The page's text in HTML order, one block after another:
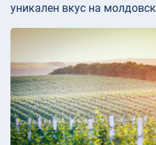
уникален вкус на